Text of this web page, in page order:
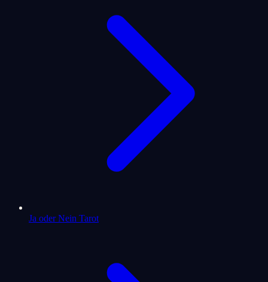
Ja oder Nein Tarot